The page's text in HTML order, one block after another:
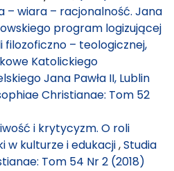
– wiara – racjonalność. Jana
program logizującej
filozoficzno – teologicznej,
Katolickiego
Jana Pawła II, Lublin
Christianae: Tom 52
i krytycyzm. O roli
w kulturze i edukacji,Studia
Tom 54 Nr 2 (2018)